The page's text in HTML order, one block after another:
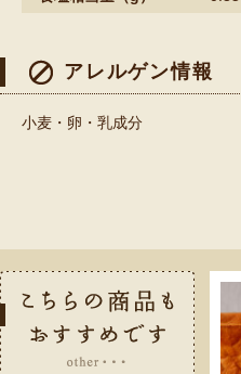
アレルゲン情報
小麦・卵・乳成分